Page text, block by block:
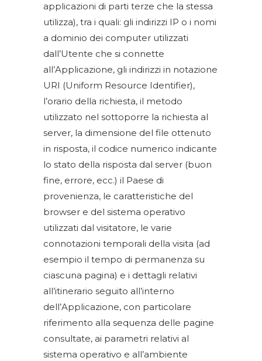
applicazioni di parti terze che la stessa
utilizza), tra i quali: gli indirizzi IP o i nomi
a dominio dei computer utilizzati
dall’Utente che si connette
all’Applicazione, gli indirizzi in notazione
URI (Uniform Resource Identifier),
l’orario della richiesta, il metodo
utilizzato nel sottoporre la richiesta al
server, la dimensione del file ottenuto
in risposta, il codice numerico indicante
lo stato della risposta dal server (buon
fine, errore, ecc.) il Paese di
provenienza, le caratteristiche del
browser e del sistema operativo
utilizzati dal visitatore, le varie
connotazioni temporali della visita (ad
esempio il tempo di permanenza su
ciascuna pagina) e i dettagli relativi
all’itinerario seguito all’interno
dell’Applicazione, con particolare
riferimento alla sequenza delle pagine
consultate, ai parametri relativi al
sistema operativo e all’ambiente